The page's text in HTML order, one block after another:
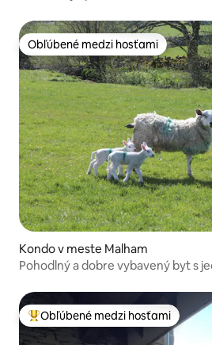
Obľúbené medzi hosťami
Obľúbené medzi hosťami
Kondo v meste Malham
Pohodlný a dobre vybavený byt s
Najobľúbenejšie medzi hosťami
Obľúbené medzi hosťami